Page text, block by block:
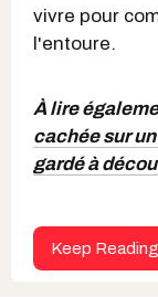
vivre pour
l'entoure.
À lire
cachée sur
gardé à
Keep Reading